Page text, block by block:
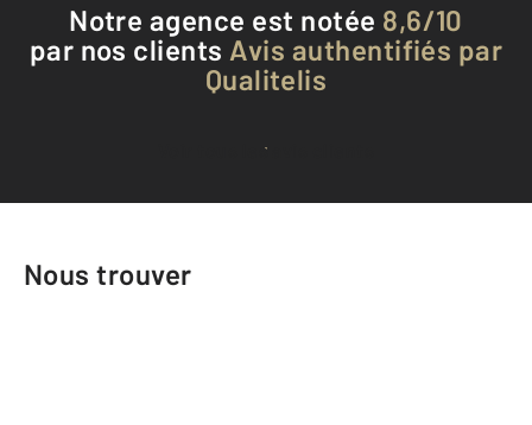
Notre agence est notée 8,6/10
par nos clients Avis authentifiés par
Qualitelis
Voir tous les avis clients
Nous trouver